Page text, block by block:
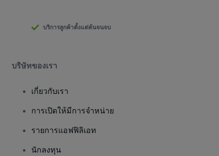
บริการลูกค้าตั้งแต่ต้นจนจบ
บริษัทของเรา
เกี่ยวกับเรา
การเปิดให้มีการจำหน่าย
รายการแอฟฟิลิเอท
นักลงทุน